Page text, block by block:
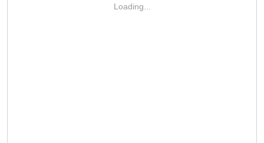
Loading...